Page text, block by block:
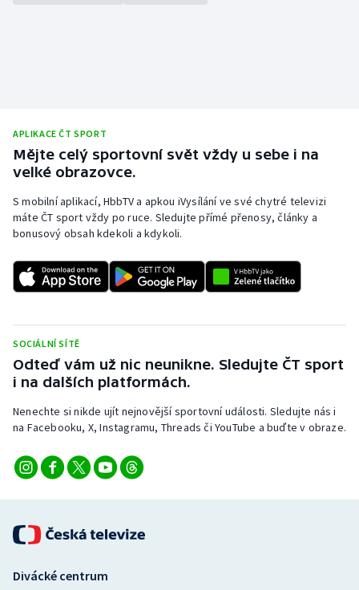
APLIKACE ČT SPORT
Mějte celý sportovní svět vždy u sebe i na
velké obrazovce.
S mobilní aplikací, HbbTV a apkou iVysílání ve své chytré televizi
máte ČT sport vždy po ruce. Sledujte přímé přenosy, články a
bonusový obsah kdekoli a kdykoli.
SOCIÁLNÍ SÍTĚ
Odteď vám už nic neunikne. Sledujte ČT sport
i na dalších platformách.
Nenechte si nikde ujít nejnovější sportovní události. Sledujte nás i
na Facebooku, X, Instagramu, Threads či YouTube a buďte v obraze.
Divácké centrum